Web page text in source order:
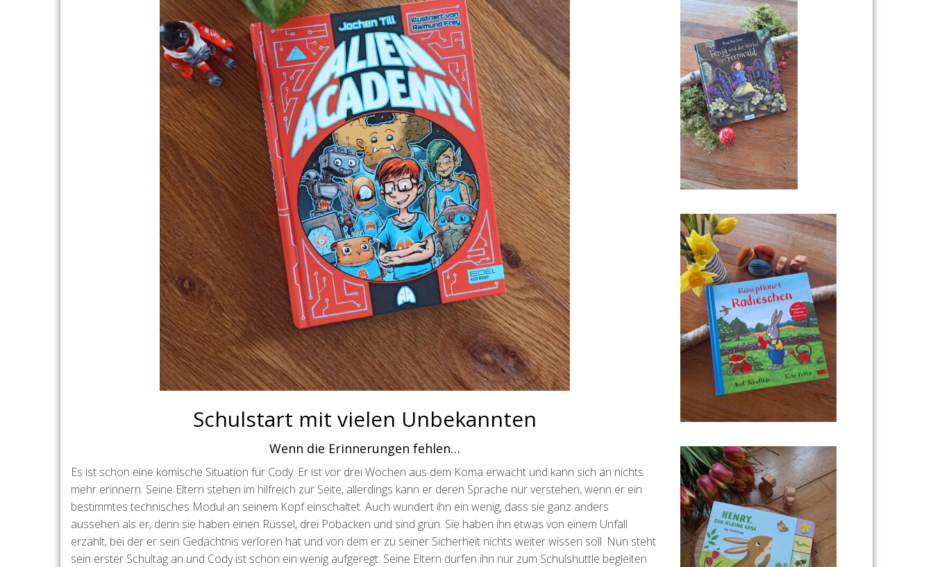
Schulstart mit vielen Unbekannten
Wenn die Erinnerungen fehlen…
Es ist schon eine komische Situation für Cody. Er ist vor drei Wochen aus dem Koma erwacht und kann sich an nichts
mehr erinnern. Seine Eltern stehen im hilfreich zur Seite, allerdings kann er deren Sprache nur verstehen, wenn er ein
bestimmtes technisches Modul an seinem Kopf einschaltet. Auch wundert ihn ein wenig, dass sie ganz anders
aussehen als er, denn sie haben einen Rüssel, drei Pobacken und sind grün. Sie haben ihn etwas von einem Unfall
erzählt, bei der er sein Gedächtnis verloren hat und von dem er zu seiner Sicherheit nichts weiter wissen soll. Nun steht
sein erster Schultag an und Cody ist schon ein wenig aufgeregt. Seine Eltern dürfen ihn nur zum Schulshuttle begleiten